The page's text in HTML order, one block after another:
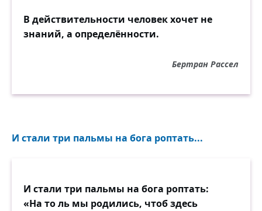
В действительности человек хочет не
знаний, а определённости.
Бертран Рассел
И стали три пальмы на бога роптать...
И стали три пальмы на бога роптать:
«На то ль мы родились, чтоб здесь